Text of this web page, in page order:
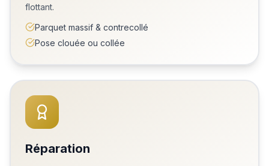
flottant.
Parquet massif & contrecollé
Pose clouée ou collée
Réparation